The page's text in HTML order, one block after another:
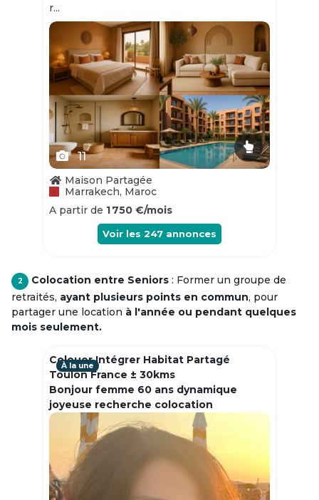
r...
Slide 1 of 11
11
Maison Partagée
Marrakech, Maroc
A partir de 1 750 €/mois
Voir les 247 annonces
2 Colocation entre Seniors : Former un groupe de
retraités, ayant plusieurs points en commun, pour
partager une location à l'année ou pendant quelques
mois seulement.
Colouer Intégrer Habitat Partagé
Toulon France ± 30kms
Bonjour femme 60 ans dynamique
joyeuse recherche colocation
À la une